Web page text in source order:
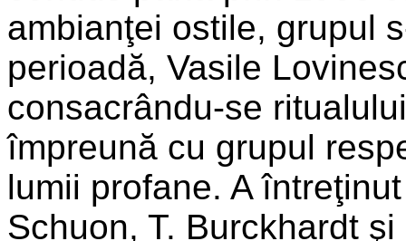
ambianţei ostile, grupul
perioadă, Vasile
consacrându-se
împreună cu grupul
lumii profane. A
Schuon, T. Burckhardt